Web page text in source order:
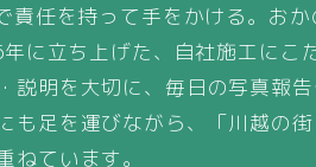
責任を持って手をかける。お
に立ち上げた、自社施工にこ
説明を大切に、毎日の写真報告
も足を運びながら、「川越の
ねています。